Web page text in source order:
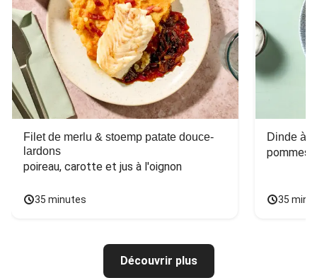
Filet de merlu & stoemp patate douce-
lardons
poireau, carotte et jus à l'oignon
35 minutes
Dinde à
pommes
35
Découvrir plus